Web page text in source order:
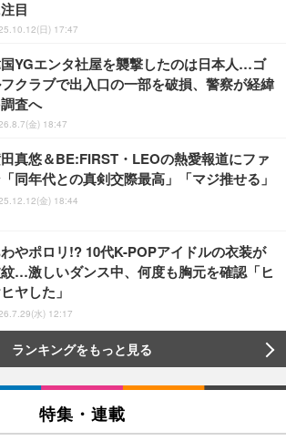
目
日) 17:47
YGエンタ社屋を襲撃したのは日本人…ゴ
フクラブで出入口の一部を破損、警察が経緯
査へ
金) 18:47
真悠＆BE:FIRST・LEOの熱愛報道にファ
同年代との真剣交際最高」「マジ推せる」
金) 18:44
やポロリ!? 10代K-POPアイドルの衣装が
…激しいダンス中、何度も胸元を確認「ヒ
ヤした」
水) 12:17
ランキングをもっと見る
特集・連載